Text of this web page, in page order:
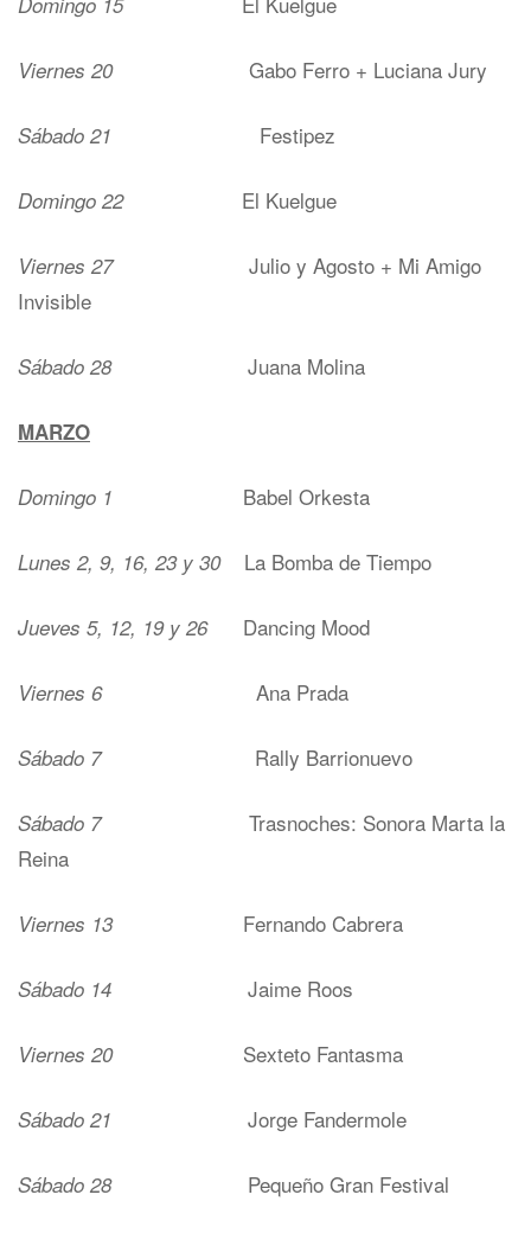
Viernes 20 Gabo Ferro + Luciana Jury
Sábado 21 Festipez
Domingo 22 El Kuelgue
Viernes 27
Julio y Agosto + Mi Amigo
Invisible
Sábado 28Juana Molina
MARZO
Domingo 1 Babel Orkesta
Lunes 2, 9, 16, 23 y 30La Bomba de Tiempo
Jueves 5, 12, 19 y 26 Dancing Mood
Viernes 6Ana Prada
Sábado 7 Rally Barrionuevo
Sábado 7
Trasnoches: Sonora Marta la
Reina
Viernes 13Fernando Cabrera
Sábado 14 Jaime Roos
Viernes 20 Sexteto Fantasma
Sábado 21 Jorge Fandermole
Sábado 28 Pequeño Gran Festival